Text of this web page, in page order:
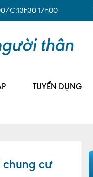
C:13h30-17h00
TUYỂN DỤNG
chung cư